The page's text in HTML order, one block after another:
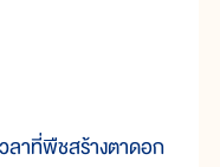
าที่พืชสร้างตาดอก